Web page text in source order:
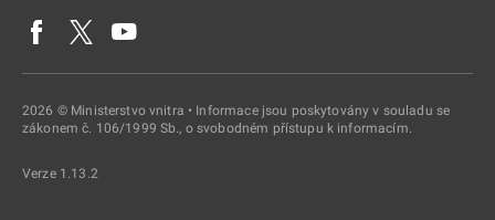
2026 © Ministerstvo vnitra • Informace jsou poskytovány v souladu se
zákonem č. 106/1999 Sb., o svobodném přístupu k informacím.
Verze 1.13.2